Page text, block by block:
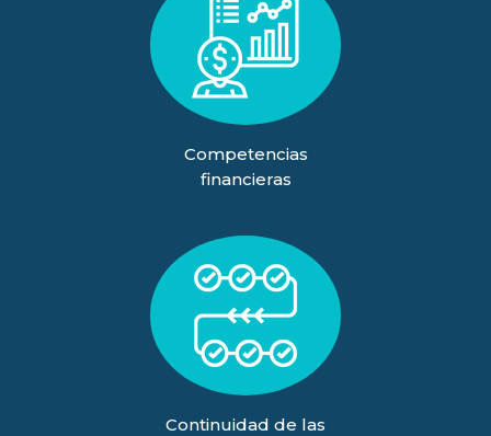
Competencias
financieras
Continuidad de las